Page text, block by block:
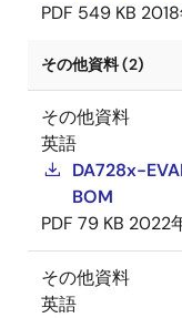
PDF 549 KB
その他資料 (2)
その他資料
英語
DA728x-
BOM
PDF 79 KB 2022
その他資料
英語